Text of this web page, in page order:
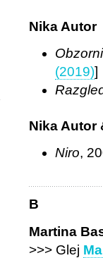
Nika Autor
(2019)]
Nika Autor
Niro,
B
Martina
>>> Glej